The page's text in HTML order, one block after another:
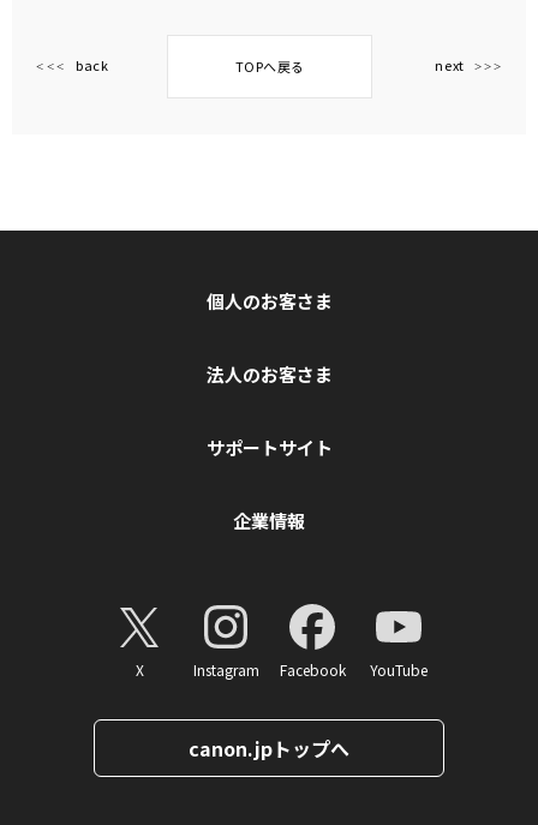
back TOPへ戻る next
個人のお客さま
法人のお客さま
サポートサイト
企業情報
X Instagram Facebook YouTube
canon.jpトップへ